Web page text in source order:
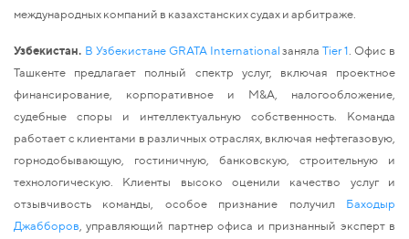
международных компаний в казахстанских судах и арбитраже.
Узбекистан. В Узбекистане GRATA International заняла Tier 1 . Офис в
Ташкенте предлагает полный спектр услуг, включая проектное
финансирование, корпоративное и M&A, налогообложение,
судебные споры и интеллектуальную собственность. Команда
работает с клиентами в различных отраслях, включая нефтегазовую,
горнодобывающую, гостиничную, банковскую, строительную и
технологическую. Клиенты высоко оценили качество услуг и
отзывчивость команды, особое признание получил Баходыр
Джабборов , управляющий партнер офиса и признанный эксперт в